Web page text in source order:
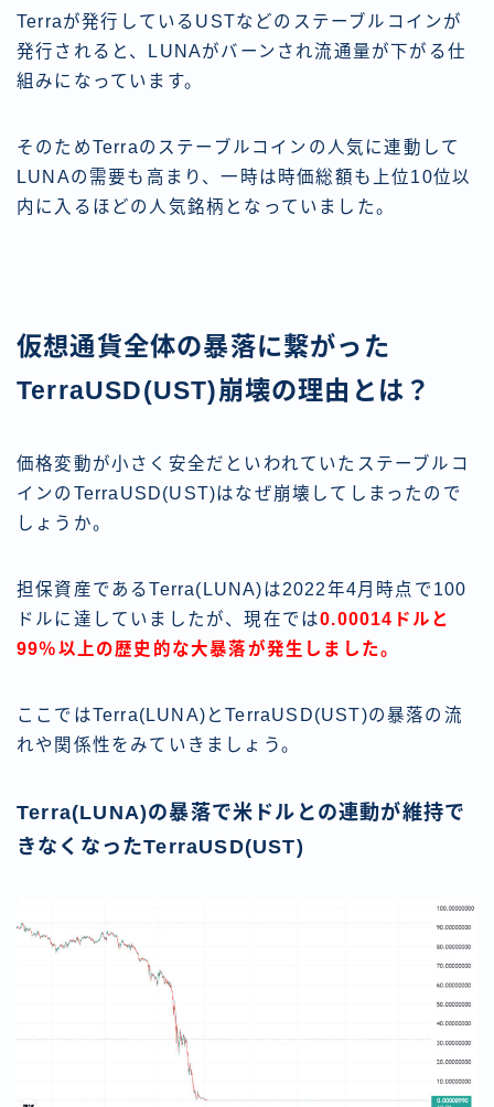
Terraが発行しているUSTなどのステーブルコインが
発行されると、LUNAがバーンされ流通量が下がる仕
組みになっています。
そのためTerraのステーブルコインの人気に連動して
LUNAの需要も高まり、一時は時価総額も上位10位以
内に入るほどの人気銘柄となっていました。
仮想通貨全体の暴落に繋がった
TerraUSD(UST)崩壊の理由とは？
価格変動が小さく安全だといわれていたステーブルコ
インのTerraUSD(UST)はなぜ崩壊してしまったので
しょうか。
担保資産であるTerra(LUNA)は2022年4月時点で100
ドルに達していましたが、現在では0.00014ドルと
99％以上の歴史的な大暴落が発生しました。
ここではTerra(LUNA)とTerraUSD(UST)の暴落の流
れや関係性をみていきましょう。
Terra(LUNA)の暴落で米ドルとの連動が維持で
きなくなったTerraUSD(UST)